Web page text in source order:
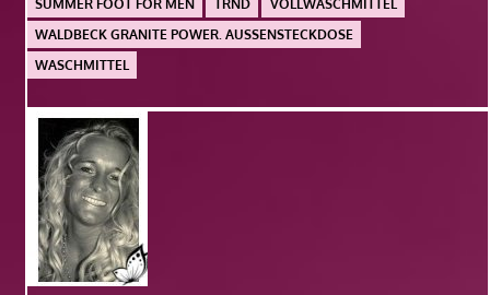
SUMMER FOOT FOR MEN TRND
VOLLWASCHMITTEL
WALDBECK GRANITE POWER. AUSSENSTECKDOSE
WASCHMITTEL